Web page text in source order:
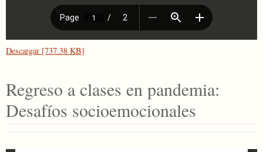
Descargar [737.38 KB]
Regreso a clases en pandemia:
Desafíos socioemocionales